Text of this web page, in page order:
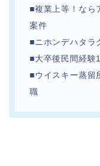
■複業上等！なら
案件
■ニホンデハタラ
■大卒後民間経験
■ウイスキー蒸留
職